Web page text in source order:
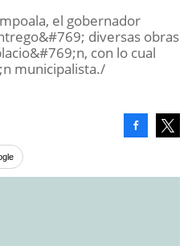
el gobernador
diversas obras
con lo cual
municipalista./